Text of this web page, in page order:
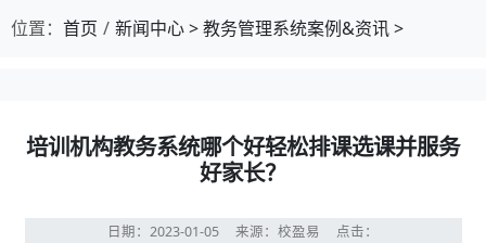
位置： 首页 新闻中心>教务管理系统案例&资讯>
培训机构教务系统哪个好轻松排课选课并服务
好家长？
日期：2023-01-05 来源：校盈易 点击：